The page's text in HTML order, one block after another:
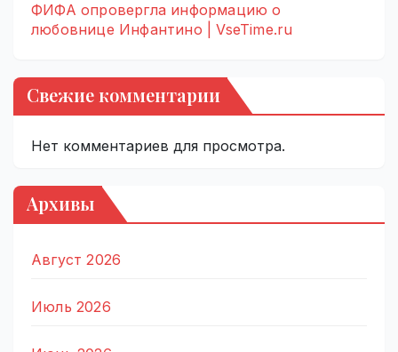
ФИФА опровергла информацию о
любовнице Инфантино | VseTime.ru
Свежие комментарии
Нет комментариев для просмотра.
Архивы
Август 2026
Июль 2026